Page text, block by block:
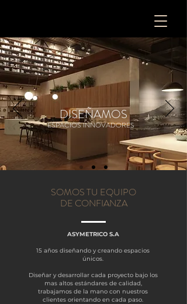
DISEÑAMOS
ESPACIOS INNOVADORES
SOMOS TU EQUIPO
DE CONFIANZA
ASYMETRICO S.A
15 años diseñando y creando espacios
únicos.
Diseñar y desarrollar cada proyecto bajo los
mas altos estándares de calidad,
trabajamos de la mano con nuestros
clientes orientando en cada paso.